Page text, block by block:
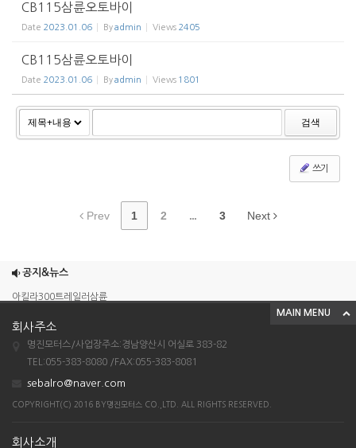
CB115삼륜오토바이
Date 2023.01.06 Byadmin Views 2405
CB115삼륜오토바이
Date 2023.01.06 Byadmin Views 1801
검색
쓰기
Prev 1 2 ... 3 Next
공지&뉴스
엠보이 125cc삼륜
아킬라300트레일러삼륜
시티밴승용배달용
조이맥스125cc삼륜
엠보이 125cc삼륜
아킬라300트레일러삼륜
MAIN MENU
회사주소
명진모터스/사업장주소:경남양산시 어실로 383-82
TEL:055-383-8080 /FAX:055-383-8081
sebalro@naver.com
COPYRIGHT(C) 2016 BY명진모터스 CO.,LTD. ALL RIGHTS RESERVED.
회사소개